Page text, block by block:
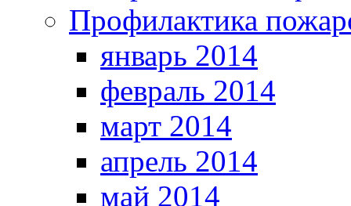
Профилактика
январь 2014
февраль 2014
март 2014
апрель 2014
май 2014